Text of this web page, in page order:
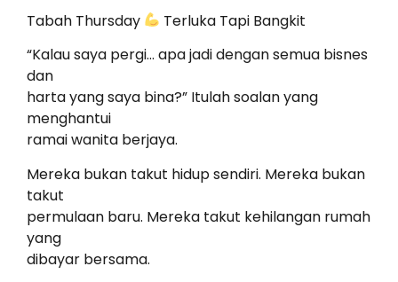
Tabah Thursday
Terluka Tapi Bangkit
“Kalau saya pergi… apa jadi dengan semua bisnes
dan
harta yang saya bina?” Itulah soalan yang
menghantui
ramai wanita berjaya.
Mereka bukan takut hidup sendiri. Mereka bukan
takut
permulaan baru. Mereka takut kehilangan rumah
yang
dibayar bersama.